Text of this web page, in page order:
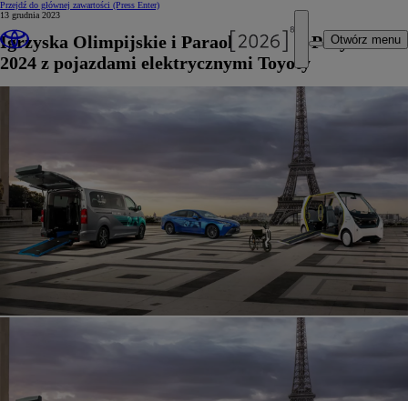
Przejdź do głównej zawartości (Press Enter)
Otwórz menu
13 grudnia 2023
Igrzyska Olimpijskie i Paraolimpijskie Paryż
2024 z pojazdami elektrycznymi Toyoty